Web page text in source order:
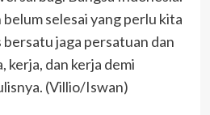
selesai yang perlu kita
jaga persatuan dan
kerja, dan kerja demi
(Villio/Iswan)